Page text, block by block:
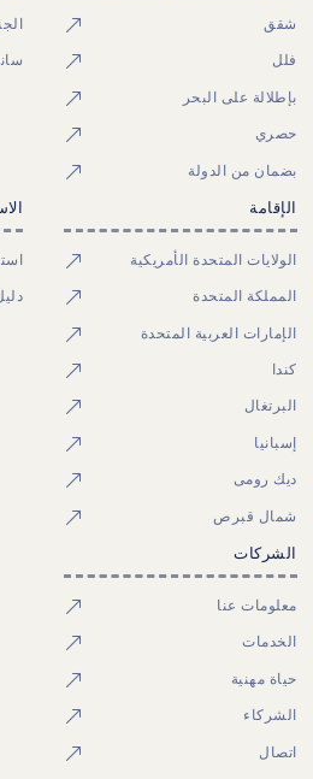
شقق
فلل
بإطلالة على البحر
حصري
بضمان من الدولة
الإقامة
الولايات المتحدة الأمريكية
المملكة المتحدة
الإمارات العربية المتحدة
كندا
البرتغال
إسبانيا
ديك رومى
شمال قبرص
الشركات
معلومات عنا
الخدمات
حياة مهنية
الشركاء
اتصال